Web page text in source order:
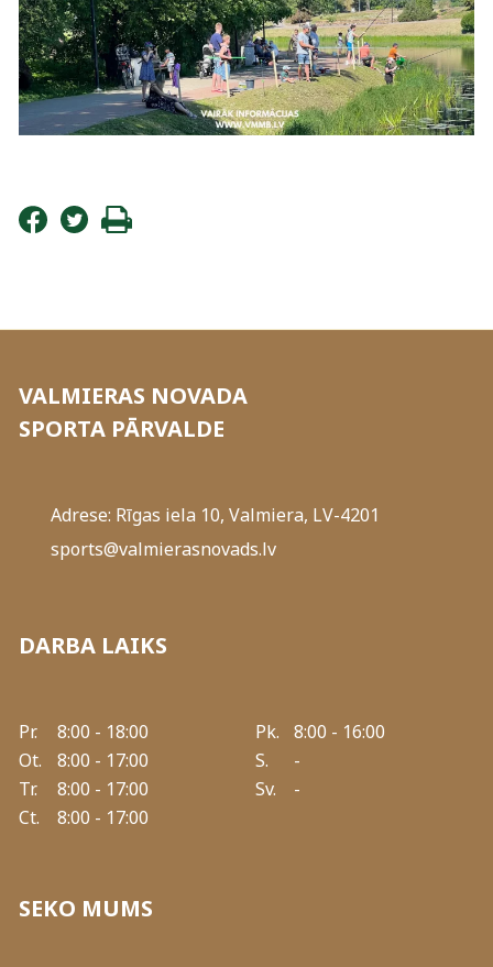
VALMIERAS NOVADA
SPORTA PĀRVALDE
Adrese: Rīgas iela 10, Valmiera, LV-4201
sports@valmierasnovads.lv
DARBA LAIKS
Pr.
8:00 - 18:00
Ot.
8:00 - 17:00
Tr.
8:00 - 17:00
Ct.
8:00 - 17:00
Pk.
8:00 - 16:00
S.
-
Sv.
-
SEKO MUMS